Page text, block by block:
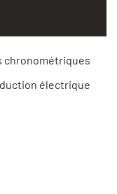
chronométriques
électrique